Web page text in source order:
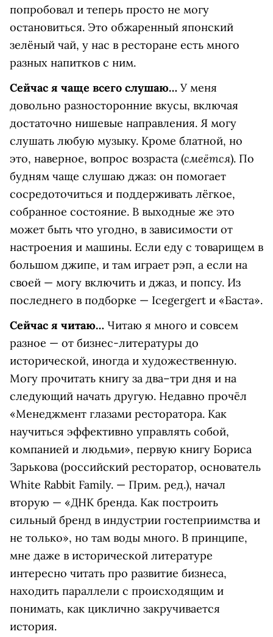
попробовал и теперь просто не могу
остановиться. Это обжаренный японский
зелёный чай, у нас в ресторане есть много
разных напитков с ним.
Сейчас я чаще всего слушаю… У меня
довольно разносторонние вкусы, включая
достаточно нишевые направления. Я могу
слушать любую музыку. Кроме блатной, но
это, наверное, вопрос возраста (смеётся). По
будням чаще слушаю джаз: он помогает
сосредоточиться и поддерживать лёгкое,
собранное состояние. В выходные же это
может быть что угодно, в зависимости от
настроения и машины. Если еду с товарищем в
большом джипе, и там играет рэп, а если на
своей — могу включить и джаз, и попсу. Из
последнего в подборке — Icegergert и «Баста».
Сейчас я читаю… Читаю я много и совсем
разное — от бизнес-литературы до
исторической, иногда и художественную.
Могу прочитать книгу за два–три дня и на
следующий начать другую. Недавно прочёл
«Менеджмент глазами ресторатора. Как
научиться эффективно управлять собой,
компанией и людьми», первую книгу Бориса
Зарькова (российский ресторатор, основатель
White Rabbit Family. — Прим. ред.), начал
вторую — «ДНК бренда. Как построить
сильный бренд в индустрии гостеприимства и
не только», но там воды много. В принципе,
мне даже в исторической литературе
интересно читать про развитие бизнеса,
находить параллели с происходящим и
понимать, как циклично закручивается
история.